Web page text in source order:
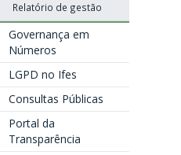
Relatório de gestão
Governança em
Números
LGPD no Ifes
Consultas Públicas
Portal da
Transparência